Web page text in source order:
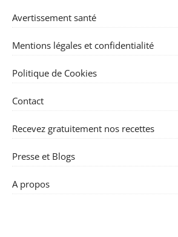
Avertissement santé
Mentions légales et confidentialité
Politique de Cookies
Contact
Recevez gratuitement nos recettes
Presse et Blogs
A propos